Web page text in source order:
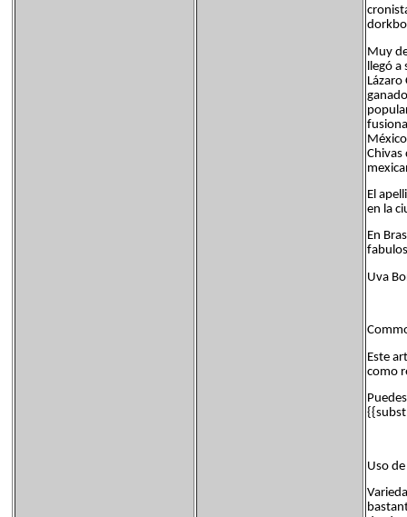
Muy
llegó
El
en la
En
Uva
Este
como
Uso